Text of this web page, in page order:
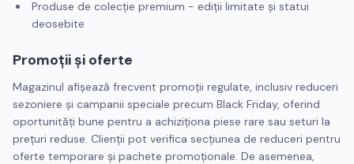
Produse de colecție premium - ediții limitate și statui
deosebite
Promoții și oferte
Magazinul afișează frecvent promoții regulate, inclusiv reduceri
sezoniere și campanii speciale precum Black Friday, oferind
oportunități bune pentru a achiziționa piese rare sau seturi la
prețuri reduse. Clienții pot verifica secțiunea de reduceri pentru
oferte temporare și pachete promoționale. De asemenea,